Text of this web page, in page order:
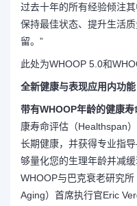
过去十年的所有经验倾注
保持最佳状态、提升生活
留。”
此处为WHOOP 5.0和
全新健康与表现应用内功能
带有WHOOP年龄的健康
康寿命评估（Healthspan
长期健康，并获得专业指
够量化您的生理年龄并减
WHOOP与巴克衰老研究
Aging）首席执行官Eric